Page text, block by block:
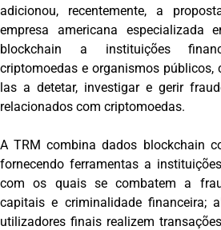
adicionou, recentemente, a
empresa americana especializada
blockchain a instituições
criptomoedas e organismos públicos,
las a detetar, investigar e gerir
relacionados com criptomoedas.
A TRM combina dados blockchain
fornecendo ferramentas a
com os quais se combatem a
capitais e criminalidade financeira;
utilizadores finais realizem